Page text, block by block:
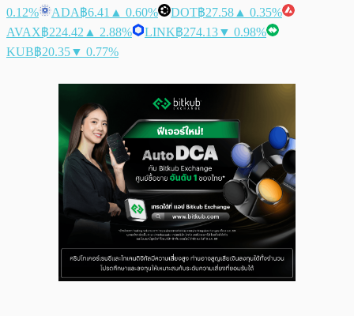
0.12%
ADA฿6.41 ▲ 0.60% DOT฿27.58 ▲ 0.35%
AVAX฿224.42 ▲ 2.88% LINK฿274.13▼ 0.98%
KUB฿20.35▼ 0.77%